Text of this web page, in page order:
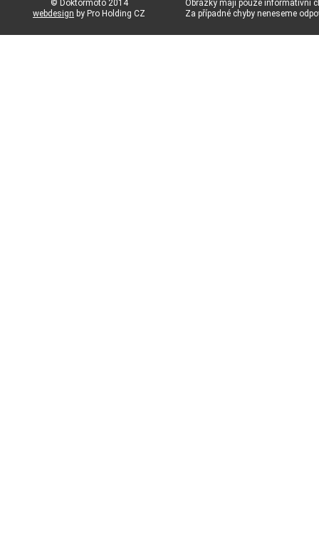
© Doktormoto 2014
webdesign by Pro Holding CZ
Obrázky mají pouze informativní
Za případné chyby neneseme